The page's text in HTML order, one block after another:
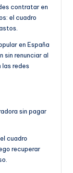
contratar en
el cuadro
en España
sin renunciar al
redes
sin pagar
cuadro
recuperar